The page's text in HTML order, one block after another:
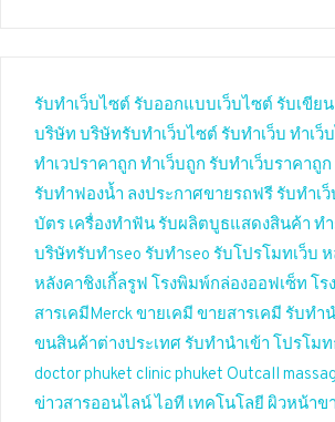
รับทำเว็บไซต์ รับออกแบบเว็บไซต์ รับเขีย
บริษัท บริษัทรับทำเว็บไซต์ รับทำเว็บ ทำเว็
ทำเวปราคาถูก ทำเว็บถูก รับทำเว็บราคาถูก
รับทำฟองน้ำ ลงประกาศขายรถฟรี รับทำเ
บัตร เครื่องทำฟัน รับผลิตบูธแสดงสินค้า ท
บริษัทรับทำseo รับทำseo รับโปรโมทเว็บ ห
หลังคาชิงเกิ้ลรูฟ โรงพิมพ์กล่องออฟเซ็ท โร
สารเคมีMerckขายเคมี ขายสารเคมี รับทำ
ขนสินค้าต่างประเทศ รับทำนำเข้า โปรโม
doctor phuket clinic phuket Outcall
ข่าวสารออนไลน์ไอที เทคโนโลยี ผิวหน้าข